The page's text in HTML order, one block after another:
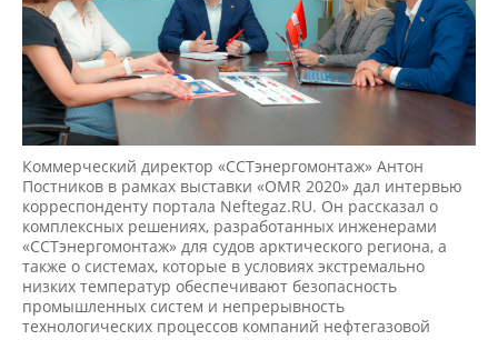
Коммерческий директор «ССТэнергомонтаж» Антон
Постников в рамках выставки «OMR 2020» дал интервью
корреспонденту портала Neftegaz.RU. Он рассказал о
комплексных решениях, разработанных инженерами
«ССТэнергомонтаж» для судов арктического региона, а
также о системах, которые в условиях экстремально
низких температур обеспечивают безопасность
промышленных систем и непрерывность
технологических процессов компаний нефтегазовой